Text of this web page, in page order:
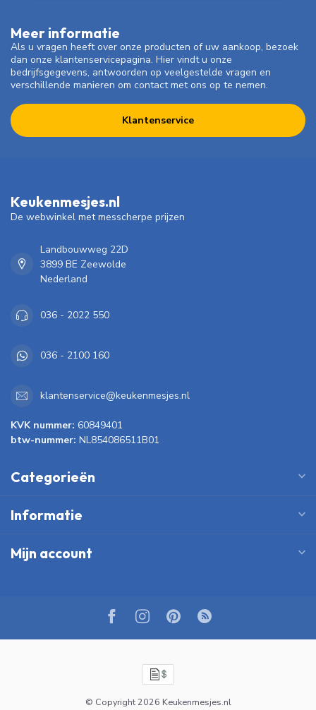
Meer informatie
Als u vragen heeft over onze producten of uw aankoop, bezoek
dan onze klantenservicepagina. Hier vindt u onze
bedrijfsgegevens, antwoorden op veelgestelde vragen en
verschillende manieren om contact met ons op te nemen.
Klantenservice
Keukenmesjes.nl
De webwinkel met messcherpe prijzen
Landbouwweg 22D
3899 BE Zeewolde
Nederland
036 - 2022 550
036 - 2100 160
klantenservice@keukenmesjes.nl
KVK nummer: 60849401
btw-nummer: NL854086511B01
Categorieën
Informatie
Mijn account
© Copyright 2026 Keukenmesjes.nl